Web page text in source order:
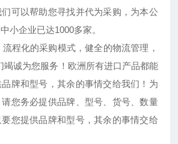
可以帮助您寻找并代为采购，为本公
小企业已达1000多家。
程化的采购模式，健全的物流管理，
竭诚为您服务！欧洲所有进口产品都能
牌和型号，其余的事情交给我们！为
您务必提供品牌、型号、货号、数量
您提供品牌和型号，其余的事情交给